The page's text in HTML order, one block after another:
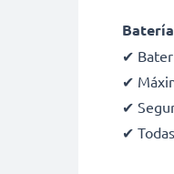
✔
✔
✔
✔